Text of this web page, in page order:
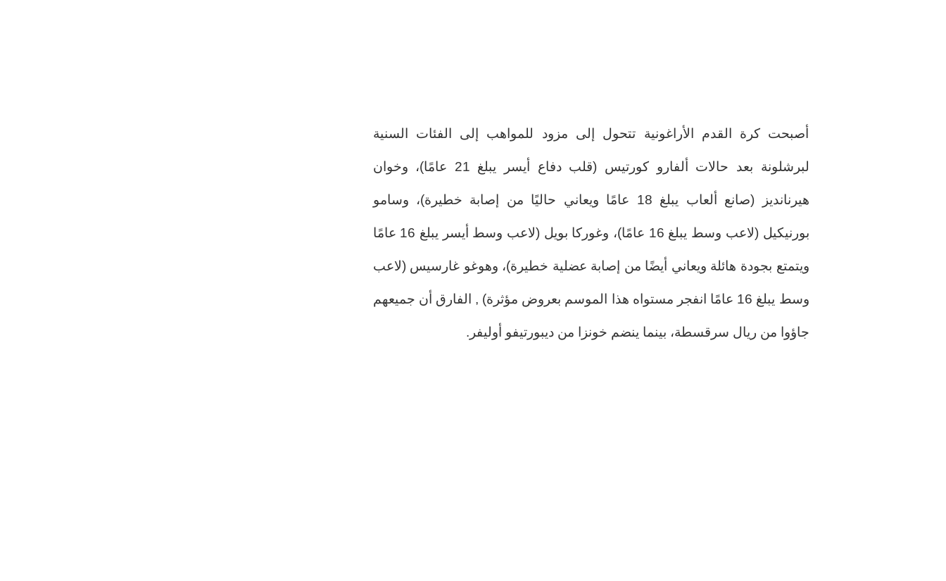
أصبحت كرة القدم الأراغونية تتحول إلى مزود للمواهب إلى الفئات السنية
لبرشلونة بعد حالات ألفارو كورتيس (قلب دفاع أيسر يبلغ 21 عامًا)، وخوان
هيرنانديز (صانع ألعاب يبلغ 18 عامًا ويعاني حاليًا من إصابة خطيرة)، وسامو
بورنيكيل (لاعب وسط يبلغ 16 عامًا)، وغوركا بويل (لاعب وسط أيسر يبلغ 16 عامًا
ويتمتع بجودة هائلة ويعاني أيضًا من إصابة عضلية خطيرة)، وهوغو غارسيس (لاعب
وسط يبلغ 16 عامًا انفجر مستواه هذا الموسم بعروض مؤثرة) , الفارق أن جميعهم
جاؤوا من ريال سرقسطة، بينما ينضم خونزا من ديبورتيفو أوليفر.